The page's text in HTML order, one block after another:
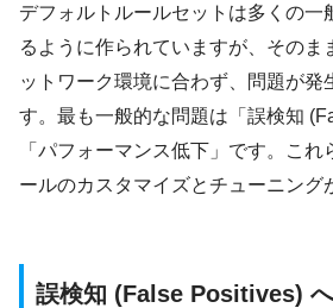
デフォルトルールセットは多くの一
るように作られていますが、そのま
ットワーク環境に合わず、問題が発
す。最も一般的な問題は「誤検知
「パフォーマンス低下」です。こ
ールのカスタマイズとチューニング
誤検知 (False Positives)